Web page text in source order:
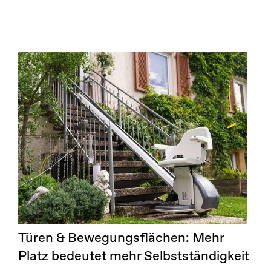
Türen & Bewegungsflächen: Mehr
Platz bedeutet mehr Selbstständigkeit